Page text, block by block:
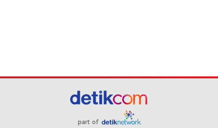
part of